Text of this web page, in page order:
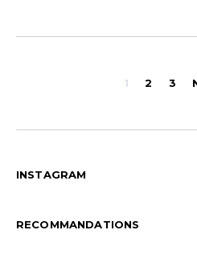
1 2 3
INSTAGRAM
RECOMMANDATIONS